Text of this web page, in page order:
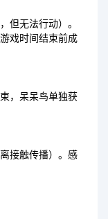
但无法行动）。
戏时间结束前成
，呆呆鸟单独获
接触传播）。感